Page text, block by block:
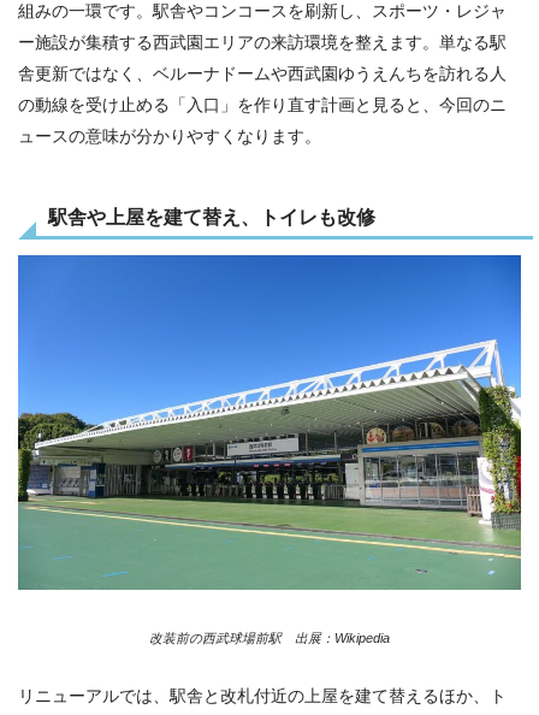
組みの一環です。駅舎やコンコースを刷新し、スポーツ・レジャ
ー施設が集積する西武園エリアの来訪環境を整えます。単なる駅
舎更新ではなく、ベルーナドームや西武園ゆうえんちを訪れる人
の動線を受け止める「入口」を作り直す計画と見ると、今回のニ
ュースの意味が分かりやすくなります。
駅舎や上屋を建て替え、トイレも改修
改装前の西武球場前駅 出展：Wikipedia
リニューアルでは、駅舎と改札付近の上屋を建て替えるほか、ト